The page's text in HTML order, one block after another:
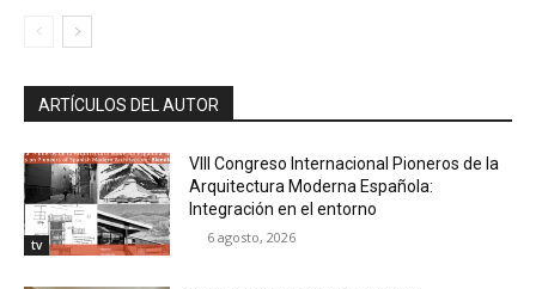
ARTÍCULOS DEL AUTOR
tv
VIII Congreso Internacional Pioneros de la
Arquitectura Moderna Española:
Integración en el entorno
6 agosto, 2026